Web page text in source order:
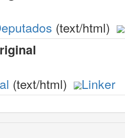
(text/html)
(text/html) Linker